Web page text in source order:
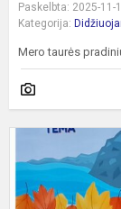
Paskelbta: 2025-11-
Kategorija:
Mero taurės